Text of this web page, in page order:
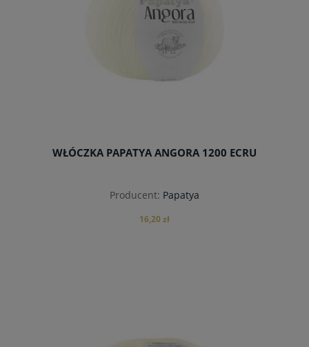
WŁÓCZKA PAPATYA ANGORA 1200 ECRU
Producent: Papatya
16,20 zł